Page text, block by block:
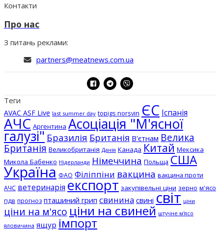
Контакти
Про нас
З питань реклами:
partners@meatnews.com.ua
Теги
AVAC ASF Live last summer day topigs norsvin ЄС Іспанія
АЧС Аргентина Асоціація "М'ясної
галузі" Бразилія Британія В'єтнам Велика
Британія Великобританія Данія Канада Китай Мексика
Микола Бабенко Нідерланди Німеччина Польща США
Україна ФАО Філіппіни вакцина вакцина проти
АЧС ветеринарія експорт закупівельні ціни зерно м'ясо
пдв прогноз пташиний грип свинина свині світ ціни
ціни на м'ясо ціни на свиней штучне м'ясо
яловичина ящур імпорт